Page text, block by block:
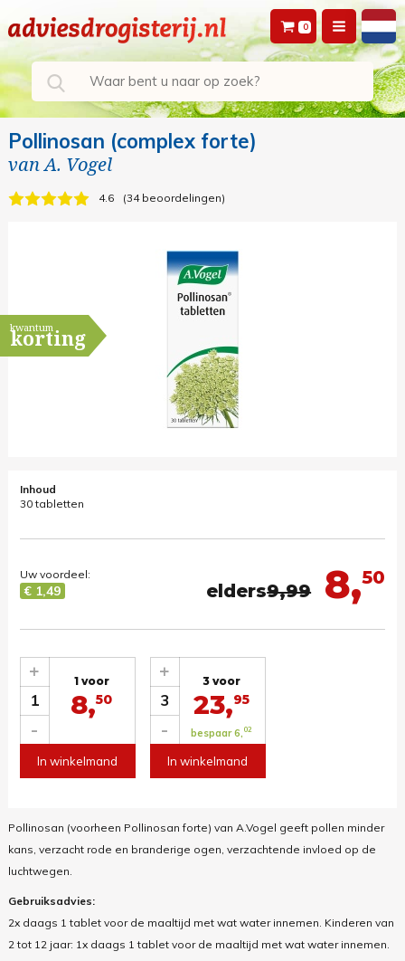
0
Pollinosan (complex forte)
vanA. Vogel
4.6 34 beoordelingen
kwantum
korting
Inhoud
30 tabletten
8,50
elders9,99
Uw voordeel:
€ 1,49
1
-
+ 1 voor
8,50
In winkelmand
3
-
+ 3 voor
23,95
bespaar 6, 02
In winkelmand
Pollinosan (voorheen Pollinosan forte) van A.Vogel geeft pollen minder
kans, verzacht rode en branderige ogen, verzachtende invloed op de
luchtwegen.
Gebruiksadvies:
2x daags 1 tablet voor de maaltijd met wat water innemen. Kinderen van
2 tot 12 jaar: 1x daags 1 tablet voor de maaltijd met wat water innemen.